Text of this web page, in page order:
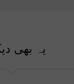
یہ بھی